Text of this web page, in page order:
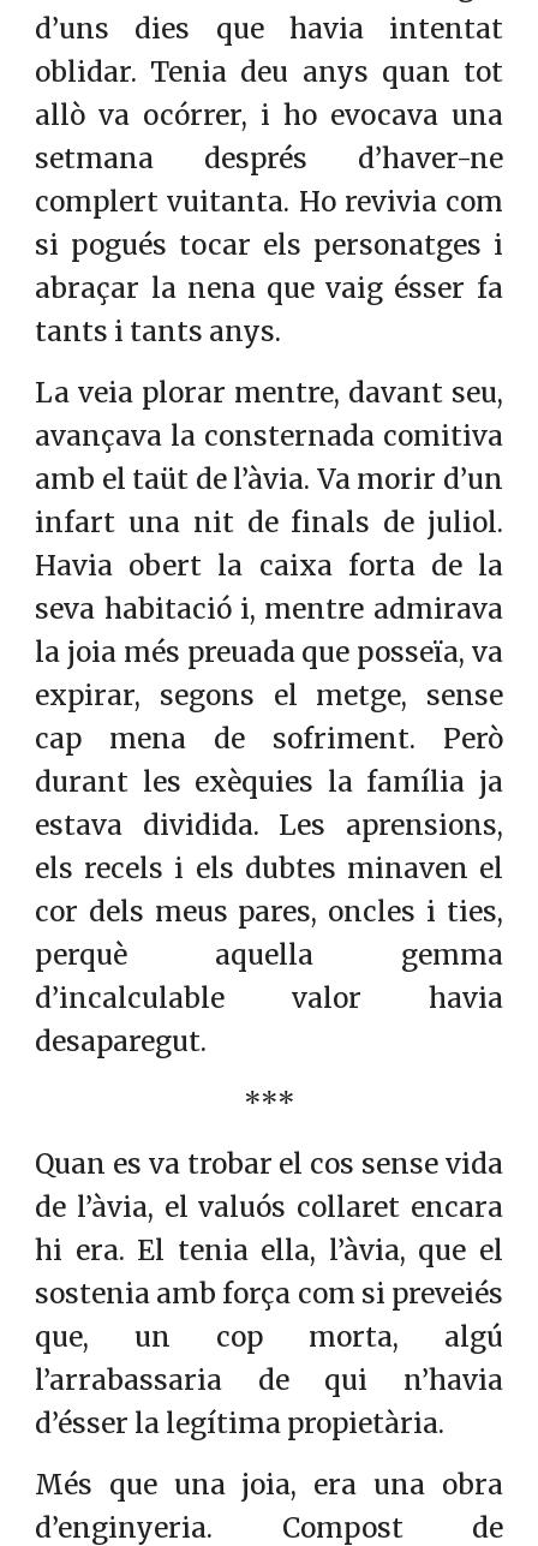
d’uns dies que havia intentat
oblidar. Tenia deu anys quan tot
allò va ocórrer, i ho evocava una
setmana després d’haver-ne
complert vuitanta. Ho revivia com
si pogués tocar els personatges i
abraçar la nena que vaig ésser fa
tants i tants anys.
La veia plorar mentre, davant seu,
avançava la consternada comitiva
amb el taüt de l’àvia. Va morir d’un
infart una nit de finals de juliol.
Havia obert la caixa forta de la
seva habitació i, mentre admirava
la joia més preuada que posseïa, va
expirar, segons el metge, sense
cap mena de sofriment. Però
durant les exèquies la família ja
estava dividida. Les aprensions,
els recels i els dubtes minaven el
cor dels meus pares, oncles i ties,
perquè aquella gemma
d’incalculable valor havia
desaparegut.
***
Quan es va trobar el cos sense vida
de l’àvia, el valuós collaret encara
hi era. El tenia ella, l’àvia, que el
sostenia amb força com si preveiés
que, un cop morta, algú
l’arrabassaria de qui n’havia
d’ésser la legítima propietària.
Més que una joia, era una obra
d’enginyeria. Compost de